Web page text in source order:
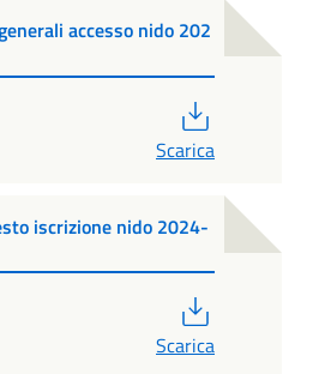
accesso nido 202
Scarica
iscrizione nido 2024-
Scarica